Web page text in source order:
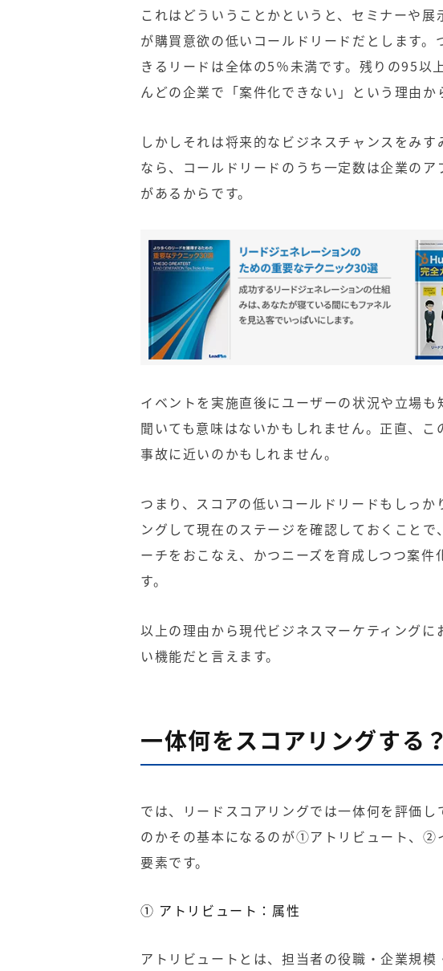
これはどういうことかというと、セミナーや
が購買意欲の低いコールドリードだとします
きるリードは全体の5％未満です。残りの95以
んどの企業で「案件化できない」という理由か
しかしそれは将来的なビジネスチャンスをみ
なら、コールドリードのうち一定数は企業の
があるからです。
イベントを実施直後にユーザーの状況や立場
聞いても意味はないかもしれません。正直、
事故に近いのかもしれません。
つまり、スコアの低いコールドリードもしっ
ングして現在のステージを確認しておくこと
ーチをおこなえ、かつニーズを育成しつつ案
す。
以上の理由から現代ビジネスマーケティング
い機能だと言えます。
一体何をスコアリングする？
では、リードスコアリングでは一体何を評価
のかその基本になるのが①アトリビュート、②
要素です。
① アトリビュート：属性
アトリビュートとは、担当者の役職・企業規